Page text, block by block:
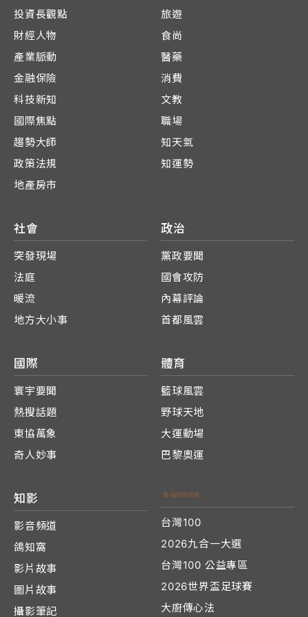
投資長觀點
財經人物
產業脈動
金融保險
科技新知
國際焦點
趨勢大師
政策法規
地產房市
旅遊
食尚
醫藥
消費
文教
職場
知天氣
知運勢
社會
突發現場
法庭
暖流
地方大小事
政治
黨政要聞
國會攻防
內幕評論
首都風雲
國際
寰宇要聞
熱搜話題
東協萬象
奇人妙事
體育
籃球風雲
野球天地
大運動場
巴黎奧運
知影
影音頻道
鴿知窩
影片故事
圖片故事
攝影筆記
台灣100
2026九合一大選
台灣100 公益專區
2026世界盃足球賽
大廚傳心法